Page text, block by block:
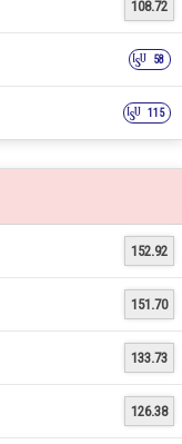
108.72
58
115
152.92
151.70
133.73
126.38